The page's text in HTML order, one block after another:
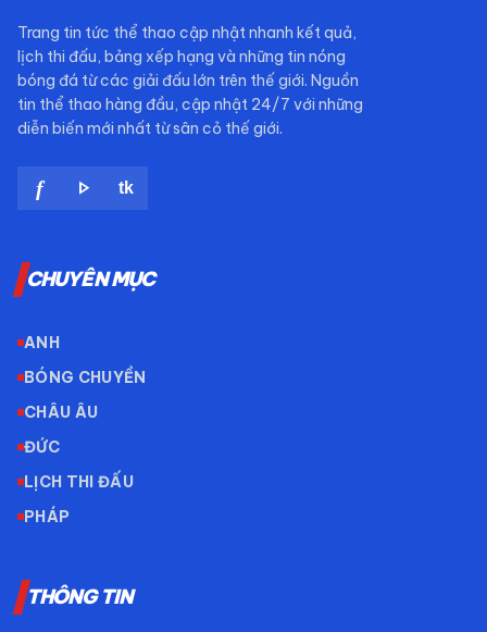
Trang tin tức thể thao cập nhật nhanh kết quả,
lịch thi đấu, bảng xếp hạng và những tin nóng
bóng đá từ các giải đấu lớn trên thế giới. Nguồn
tin thể thao hàng đầu, cập nhật 24/7 với những
diễn biến mới nhất từ sân cỏ thế giới.
f play_arrow tk
CHUYÊN MỤC
ANH
BÓNG CHUYỀN
CHÂU ÂU
ĐỨC
LỊCH THI ĐẤU
PHÁP
THÔNG TIN